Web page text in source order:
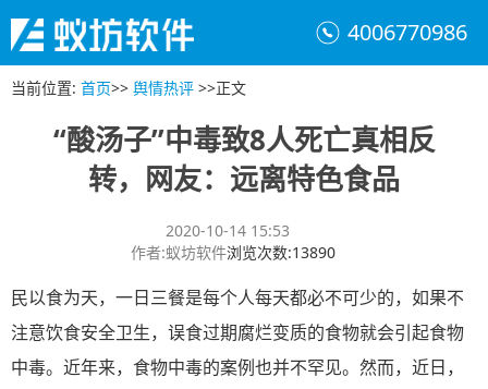
4006770986
当前位置: 首页>> 舆情热评 >>正文
“酸汤子”中毒致8人死亡真相反
转，网友：远离特色食品
2020-10-14 15:53
作者:蚁坊软件浏览次数:13890
民以食为天，一日三餐是每个人每天都必不可少的，如果不
注意饮食安全卫生，误食过期腐烂变质的食物就会引起食物
中毒。近年来，食物中毒的案例也并不罕见。然而，近日，